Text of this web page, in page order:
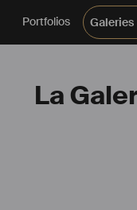
Portfolios Galeries
La